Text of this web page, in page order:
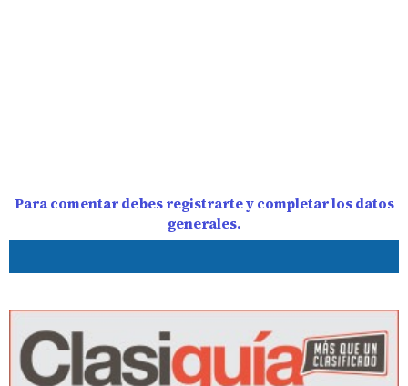
Para comentar debes registrarte y completar los datos
generales.